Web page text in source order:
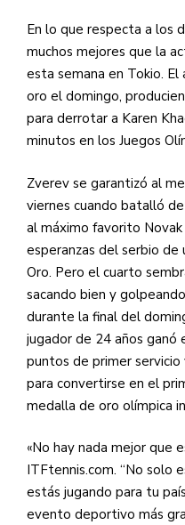
En lo que respecta a los
muchos mejores que la
esta semana en Tokio.
oro el domingo,
para derrotar a Karen
minutos en los Juegos
Zverev se garantizó al
viernes cuando batalló
al máximo favorito
esperanzas del serbio de
Oro. Pero el cuarto
sacando bien y
durante la final del
jugador de 24 años ganó
puntos de primer
para convertirse en el
medalla de oro olímpica
«No hay nada mejor que
ITFtennis.com. “No solo
estás jugando para tu
evento deportivo más